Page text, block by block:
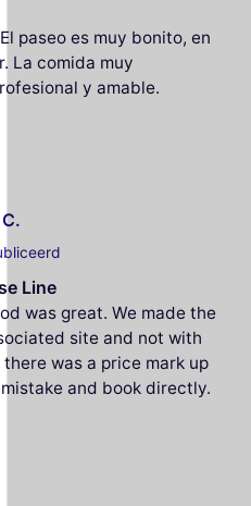
paseo es muy bonito, en
La comida muy
y amable.
Line
was great. We made the
site and not with
was a price mark up
and book directly.